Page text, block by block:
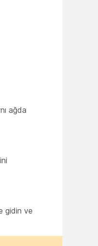
ağda
gidin ve